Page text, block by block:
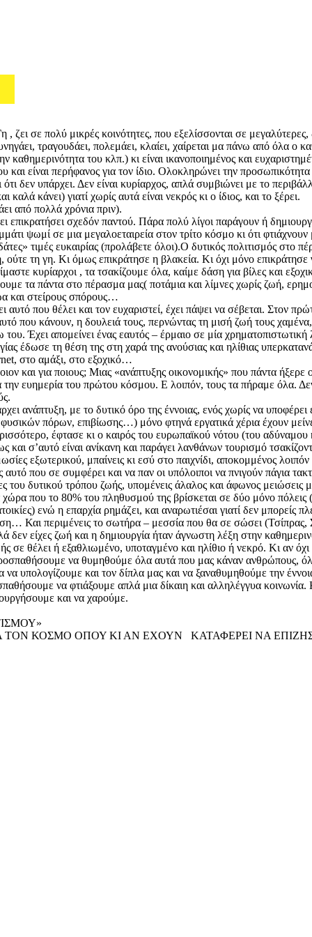
σε πολύ μικρές κοινότητες, που εξελίσσονται σε μεγαλύτερες,
τραγουδάει, πολεμάει, κλαίει, χαίρεται μα πάνω από όλα ο
του κλπ.) κι είναι ικανοποιημένος και
και είναι περήφανος για τον ίδιο. Ολοκληρώνει την
δεν υπάρχει. Δεν είναι κυρίαρχος, απλά συμβιώνει με το
κάνει) γιατί χωρίς αυτά είναι νεκρός κι ο ίδιος, και το ξέρει.
από πολλά χρόνια πριν).
επικρατήσει σχεδόν παντού. Πάρα πολύ λίγοι παράγουν ή
ψωμί σε μια μεγαλοεταιρεία στον τρίτο κόσμο κι ότι
τιμές ευκαιρίας (προλάβετε όλοι).Ο δυτικός πολιτισμός στο
ούτε τη γη. Κι όμως επικράτησε η βλακεία. Κι όχι μόνο
κυρίαρχοι , τα τσακίζουμε όλα, καίμε δάση για βίλες και
τα πάντα στο πέρασμα μας( ποτάμια και λίμνες χωρίς ζωή,
και στείρους σπόρους…
που θέλει και τον ευχαριστεί, έχει πάψει να σέβεται. Στον
που κάνουν, η δουλειά τους, περνώντας τη μισή ζωή τους
Έχει απομείνει ένας εαυτός – έρμαιο σε μία
έδωσε τη θέση της στη χαρά της ανούσιας και ηλίθιας
στο αμάξι, στο εξοχικό…
και για ποιους; Μιας «ανάπτυξης οικονομικής» που πάντα ήξερε
ευημερία του πρώτου κόσμου. Ε λοιπόν, τους τα πήραμε όλα.
ανάπτυξη, με το δυτικό όρο της έννοιας, ενός χωρίς να υποφέρει
πόρων, επιβίωσης…) μόνο φτηνά εργατικά χέρια έχουν
έφτασε κι ο καιρός του ευρωπαϊκού νότου (του αδύναμου
και σ’αυτό είναι ανίκανη και παράγει λανθάνων τουρισμό
εξωτερικού, μπαίνεις κι εσύ στο παιχνίδι, αποκομμένος
που σε συμφέρει και να παν οι υπόλοιποι να πνιγούν πάγια
του δυτικού τρόπου ζωής, υπομένεις άλαλος και άφωνος
που το 80% του πληθυσμού της βρίσκεται σε δύο μόνο
ενώ η επαρχία ρημάζει, και αναρωτιέσαι γιατί δεν μπορείς
Και περιμένεις το σωτήρα – μεσσία που θα σε σώσει
δεν είχες ζωή και η δημιουργία ήταν άγνωστη λέξη στην
θέλει ή εξαθλιωμένο, υποταγμένο και ηλίθιο ή νεκρό. Κι αν
να θυμηθούμε όλα αυτά που μας κάναν ανθρώπους,
υπολογίζουμε και τον δίπλα μας και να ξαναθυμηθούμε την
να φτιάξουμε απλά μια δίκαιη και αλληλέγγυα
και να χαρούμε.
ΚΟΣΜΟ ΟΠΟΥ ΚΙ ΑΝ ΕΧΟΥΝ ΚΑΤΑΦΕΡΕΙ ΝΑ